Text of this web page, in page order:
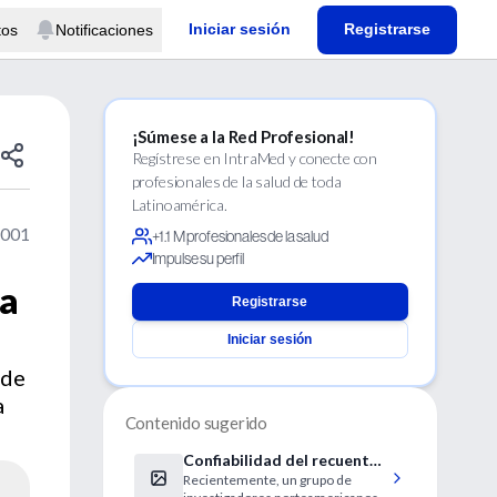
Notificaciones Iniciar sesión Registrarse
¡Súmese a la Red Profesional!
Regístrese en IntraMed y conecte con
profesionales de la salud de toda
Latinoamérica.
+1.1 M profesionales de la salud
Impulse su perfil
Registrarse
Iniciar sesión
Contenido sugerido
Confiabilidad del recuento
de queratosis actínica
Recientemente, un grupo de